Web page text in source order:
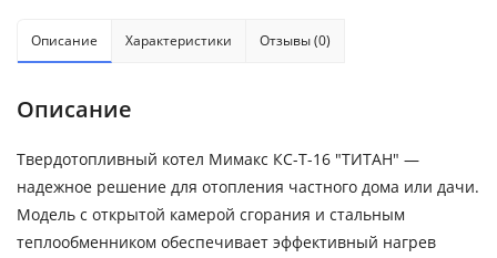
Описание Характеристики Отзывы (0)
Описание
Твердотопливный котел Мимакс КС-Т-16 "ТИТАН" —
надежное решение для отопления частного дома или дачи.
Модель с открытой камерой сгорания и стальным
теплообменником обеспечивает эффективный нагрев